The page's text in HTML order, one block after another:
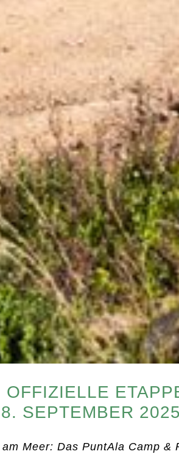
SEPTEMBER
Meer: Das PuntAla Camp &